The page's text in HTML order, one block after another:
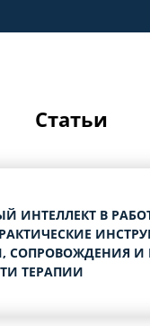
Статьи
ИНТЕЛЛЕКТ В
СОПРОВОЖДЕНИЯ
ТЕРАПИИ